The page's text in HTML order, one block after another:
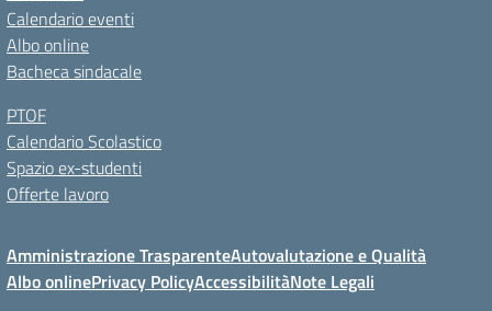
Calendario eventi
Albo online
Bacheca sindacale
PTOF
Calendario Scolastico
Spazio ex-studenti
Offerte lavoro
Amministrazione TrasparenteAutovalutazione e Qualità
Albo onlinePrivacy PolicyAccessibilitàNote Legali